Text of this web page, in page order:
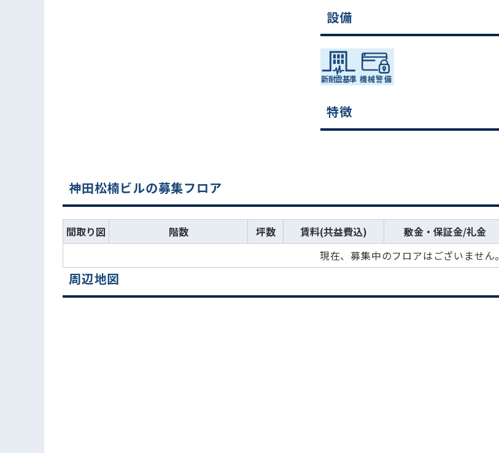
設備
特徴
神田松楠ビルの募集フロア
間取り図 階数 坪数 賃料(共益費込) 敷金・保証金/礼金
現在、募集中のフロアはございません。
周辺地図